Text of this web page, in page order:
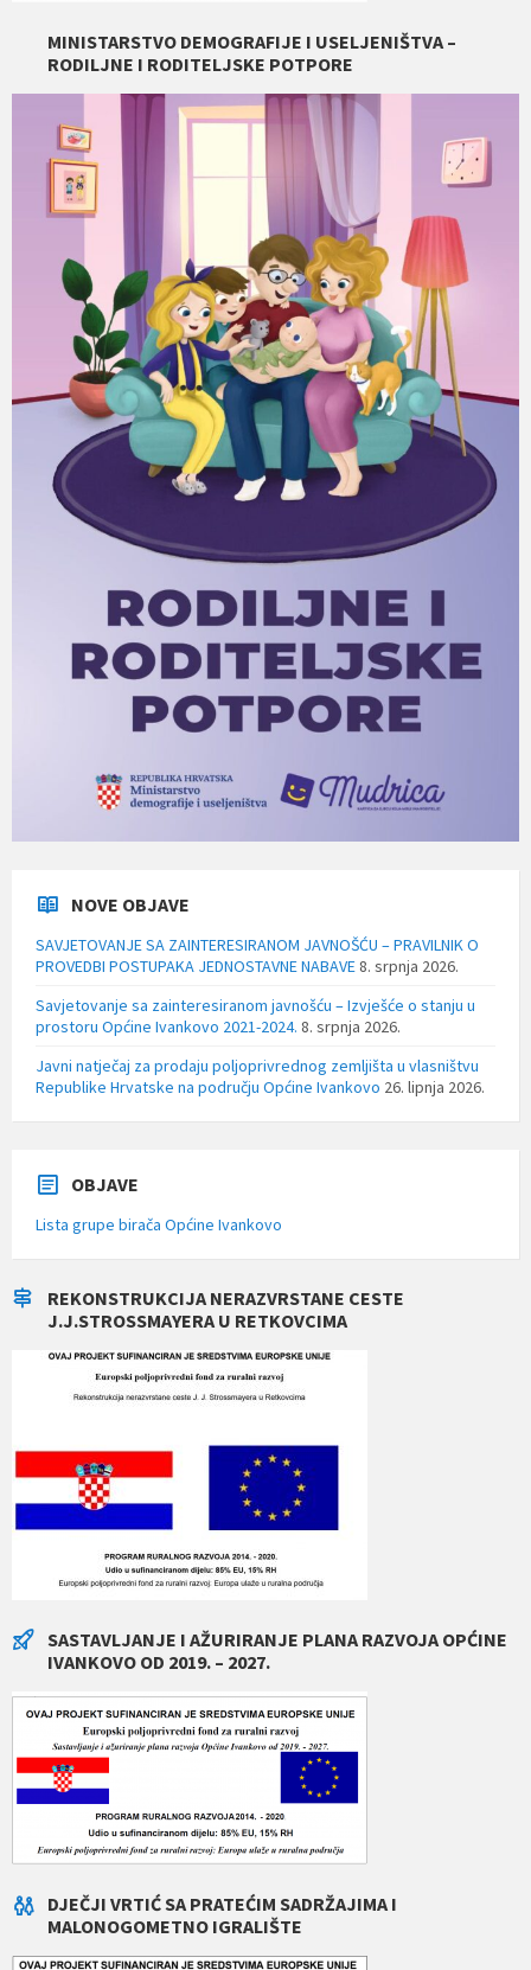
MINISTARSTVO DEMOGRAFIJE I USELJENIŠTVA –
RODILJNE I RODITELJSKE POTPORE
NOVE OBJAVE
SAVJETOVANJE SA ZAINTERESIRANOM JAVNOŠĆU – PRAVILNIK O
PROVEDBI POSTUPAKA JEDNOSTAVNE NABAVE8. srpnja 2026.
Savjetovanje sa zainteresiranom javnošću – Izvješće o stanju u
prostoru Općine Ivankovo 2021-2024. 8. srpnja 2026.
Javni natječaj za prodaju poljoprivrednog zemljišta u vlasništvu
Republike Hrvatske na području Općine Ivankovo 26. lipnja 2026.
OBJAVE
Lista grupe birača Općine Ivankovo
REKONSTRUKCIJA NERAZVRSTANE CESTE
J.J.STROSSMAYERA U RETKOVCIMA
SASTAVLJANJE I AŽURIRANJE PLANA RAZVOJA OPĆINE
IVANKOVO OD 2019. – 2027.
DJEČJI VRTIĆ SA PRATEĆIM SADRŽAJIMA I
MALONOGOMETNO IGRALIŠTE